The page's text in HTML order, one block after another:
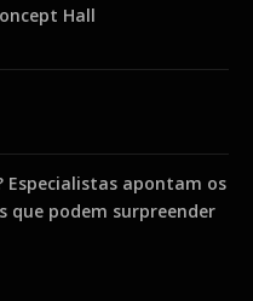
Hall
Especialistas apontam os
que podem surpreender